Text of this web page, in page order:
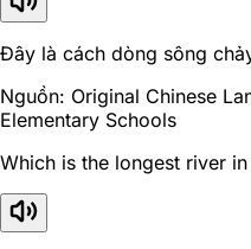
Đây là cách dòng sông
Nguồn: Original Chinese
Elementary Schools
Which is the longest river